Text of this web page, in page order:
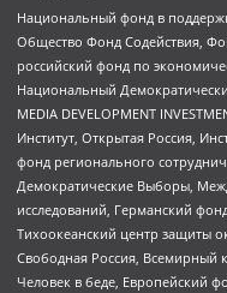
Национальный фонд в
Общество Фонд Содействия,
российский фонд по
Национальный
MEDIA DEVELOPMENT
Институт, Открытая Россия,
фонд регионального
Демократические Выборы,
исследований, Германский
Тихоокеанский центр защиты
Свободная Россия, Всемирный
Человек в беде, Европейский